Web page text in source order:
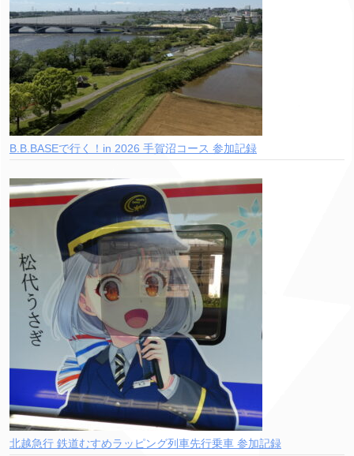
B.B.BASEで行く！in 2026 手賀沼コース 参加記録
北越急行 鉄道むすめラッピング列車先行乗車 参加記録